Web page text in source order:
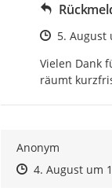
Zeitpunkt
5. August
Vielen Dank
räumt
Anonym
Zeitpunkt des
Zeitpunkt des
4. August um